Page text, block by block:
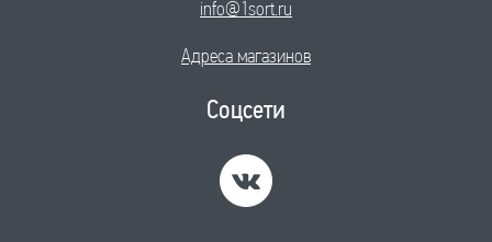
info@1sort.ru
Адреса магазинов
Соцсети